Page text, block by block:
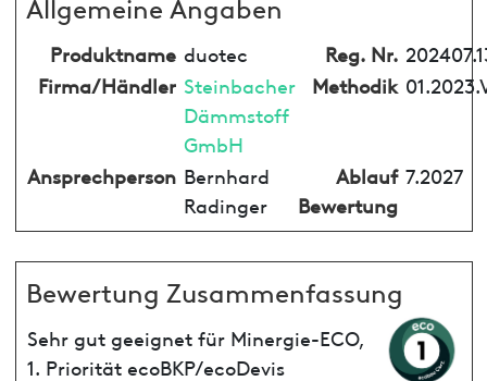
Produktname duotec Reg. Nr.
Firma/Händler Steinbacher
Dämmstoff
GmbH
Methodik
Ansprechperson Bernhard
Radinger
Ablauf
Bewertung
7.2027
Bewertung Zusammenfassung
Sehr gut geeignet für Minergie-ECO,
1. Priorität ecoBKP/ecoDevis